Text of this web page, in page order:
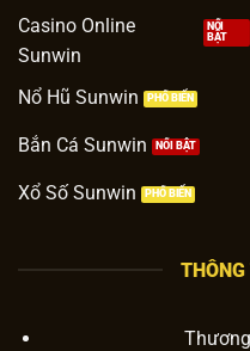
Casino Online
Sunwin
Nổ Hũ Sunwin
Bắn Cá Sunwin
Xổ Số Sunwin